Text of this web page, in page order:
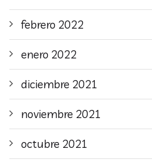
febrero 2022
enero 2022
diciembre 2021
noviembre 2021
octubre 2021